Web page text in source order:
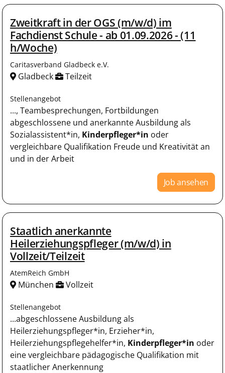
Zweitkraft in der OGS (m/w/d) im
Fachdienst Schule - ab 01.09.2026 - (11
h/Woche)
Caritasverband Gladbeck e.V.
Gladbeck Teilzeit
Stellenangebot
..., Teambesprechungen, Fortbildungen
abgeschlossene und anerkannte Ausbildung als
Sozialassistent*in, Kinderpfleger*in oder
vergleichbare Qualifikation Freude und Kreativität an
und in der Arbeit
Job ansehen
Staatlich anerkannte
Heilerziehungspfleger (m/w/d) in
Vollzeit/Teilzeit
AtemReich GmbH
München Vollzeit
Stellenangebot
...abgeschlossene Ausbildung als
Heilerziehungspfleger*in, Erzieher*in,
Heilerziehungspflegehelfer*in, Kinderpfleger*in oder
eine vergleichbare pädagogische Qualifikation mit
staatlicher Anerkennung